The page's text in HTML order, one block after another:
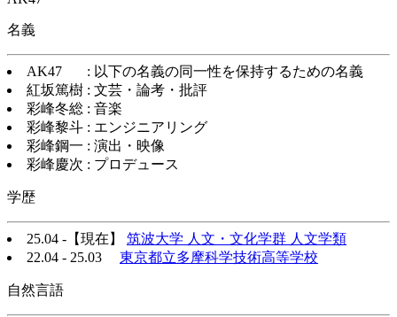
名義
AK47 : 以下の名義の同一性を保持するための名義
紅坂篤樹 : 文芸・論考・批評
彩峰冬総 : 音楽
彩峰黎斗 : エンジニアリング
彩峰鋼一 : 演出・映像
彩峰慶次 : プロデュース
学歴
25.04 -【現在】 筑波大学 人文・文化学群 人文学類
22.04 - 25.03 東京都立多摩科学技術高等学校
自然言語